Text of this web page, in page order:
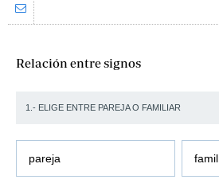
Relación entre signos
1.- ELIGE ENTRE PAREJA O FAMILIAR
pareja